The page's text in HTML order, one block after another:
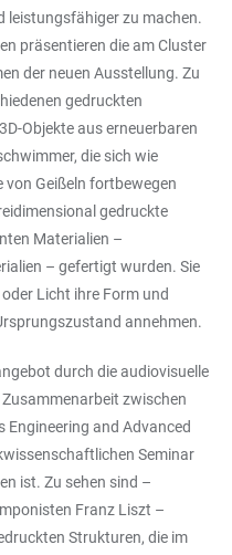
leistungsfähiger zu machen.
präsentieren die am Cluster
der neuen Ausstellung. Zu
gedruckten
Objekte aus erneuerbaren
die sich wie
Geißeln fortbewegen
gedruckte
Materialien –
– gefertigt wurden. Sie
Licht ihre Form und
annehmen.
durch die audiovisuelle
Zusammenarbeit zwischen
and Advanced
Seminar
ist. Zu sehen sind –
Franz Liszt –
Strukturen, die im